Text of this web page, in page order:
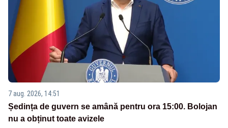
7 aug. 2026, 14:51
Ședința de guvern se amână pentru ora 15:00. Bolojan
nu a obținut toate avizele